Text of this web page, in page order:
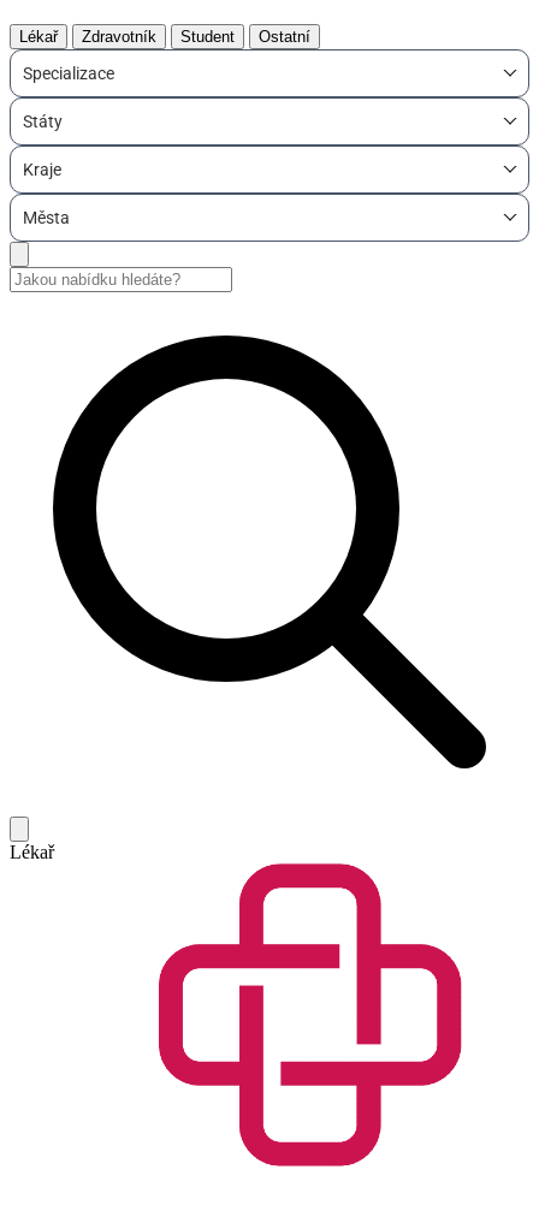
Lékař Zdravotník Student Ostatní
Specializace
Státy
Kraje
Města
Lékař